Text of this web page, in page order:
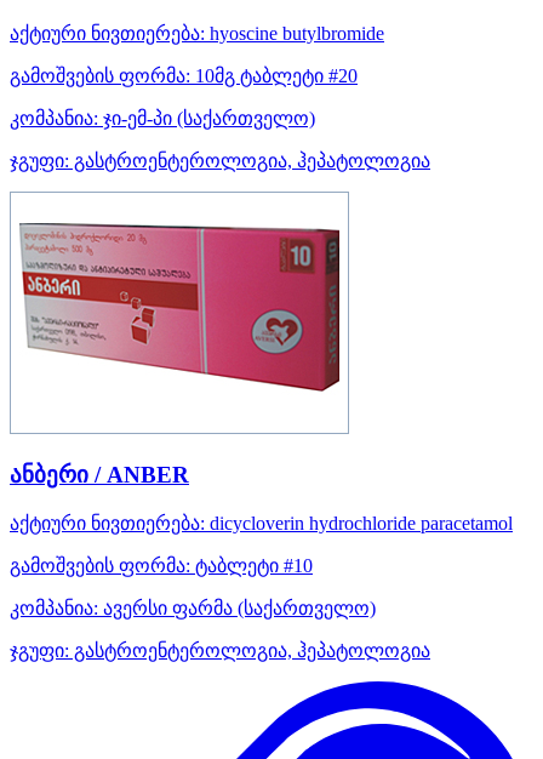
აქტიური ნივთიერება: hyoscine butylbromide
გამოშვების ფორმა: 10მგ ტაბლეტი #20
კომპანია: ჯი-ემ-პი (საქართველო)
ჯგუფი: გასტროენტეროლოგია, ჰეპატოლოგია
ანბერი / ANBER
აქტიური ნივთიერება: dicycloverin hydrochloride paracetamol
გამოშვების ფორმა: ტაბლეტი #10
კომპანია: ავერსი ფარმა (საქართველო)
ჯგუფი: გასტროენტეროლოგია, ჰეპატოლოგია